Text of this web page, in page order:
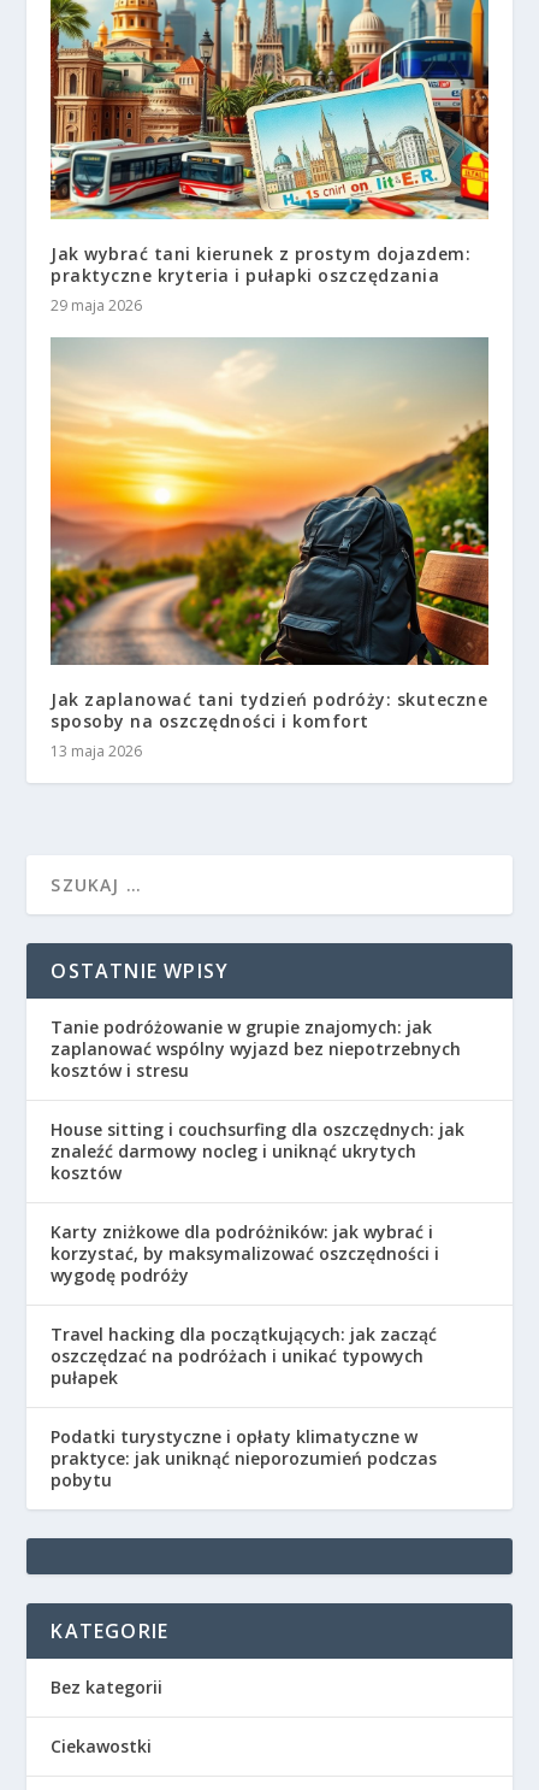
Jak wybrać tani kierunek z prostym dojazdem:
praktyczne kryteria i pułapki oszczędzania
29 maja 2026
Jak zaplanować tani tydzień podróży: skuteczne
sposoby na oszczędności i komfort
13 maja 2026
OSTATNIE WPISY
Tanie podróżowanie w grupie znajomych: jak
zaplanować wspólny wyjazd bez niepotrzebnych
kosztów i stresu
House sitting i couchsurfing dla oszczędnych: jak
znaleźć darmowy nocleg i uniknąć ukrytych
kosztów
Karty zniżkowe dla podróżników: jak wybrać i
korzystać, by maksymalizować oszczędności i
wygodę podróży
Travel hacking dla początkujących: jak zacząć
oszczędzać na podróżach i unikać typowych
pułapek
Podatki turystyczne i opłaty klimatyczne w
praktyce: jak uniknąć nieporozumień podczas
pobytu
KATEGORIE
Bez kategorii
Ciekawostki